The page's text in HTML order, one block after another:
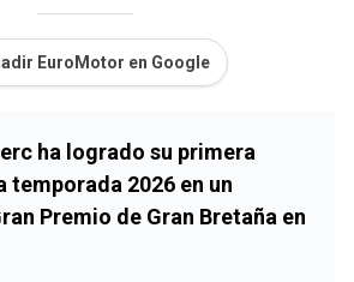
EuroMotor en Google
ha logrado su primera
temporada 2026 en un
Premio de Gran Bretaña en